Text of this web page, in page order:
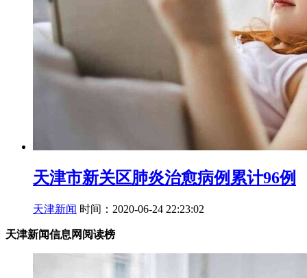
天津市新关区肺炎治愈病例累计96例
天津新闻 时间：2020-06-24 22:23:02
天津新闻信息网阅读榜